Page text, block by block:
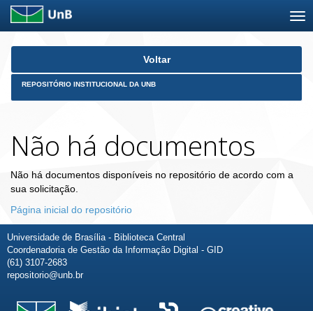
Skip
Voltar
REPOSITÓRIO INSTITUCIONAL DA UNB
Não há documentos
Não há documentos disponíveis no repositório de acordo com a
sua solicitação.
Página inicial do repositório
Universidade de Brasília - Biblioteca Central
Coordenadoria de Gestão da Informação Digital - GID
(61) 3107-2683
repositorio@unb.br